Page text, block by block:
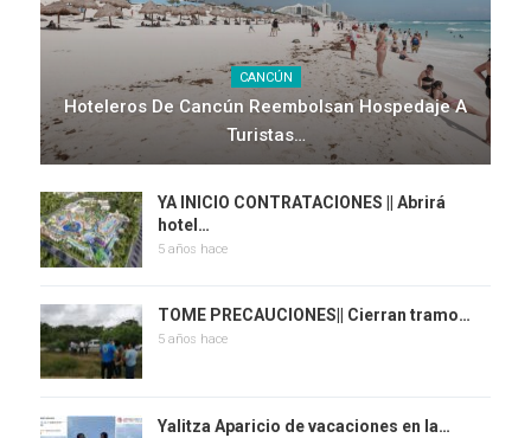
CANCÚN
Hoteleros De Cancún Reembolsan Hospedaje A
Turistas…
YA INICIO CONTRATACIONES || Abrirá
hotel…
5 años hace
TOME PRECAUCIONES|| Cierran tramo…
5 años hace
Yalitza Aparicio de vacaciones en la…